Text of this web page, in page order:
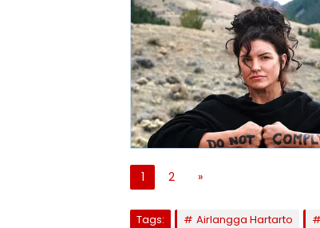
1 2 »
Tags: Airlangga Hartarto